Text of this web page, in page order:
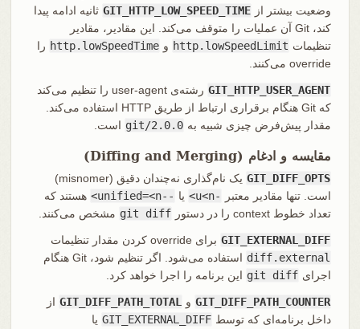
وضعیت بیشتر از GIT_HTTP_LOW_SPEED_TIME ثانیه ادامه پیدا
کند، Git آن عملیات را متوقف می‌کند. این مقادیر، مقادیر
تنظیمات http.lowSpeedLimit و http.lowSpeedTime را
override می‌کنند.
GIT_HTTP_USER_AGENT
رشته‌ی user-agent را تنظیم می‌کند
که Git هنگام برقراری ارتباط از طریق HTTP استفاده می‌کند.
مقدار پیش‌فرض چیزی شبیه به git/2.0.0 است.
مقایسه و ادغام (Diffing and Merging)
GIT_DIFF_OPTS
یک نام‌گذاری نه‌چندان دقیق (misnomer)
است. تنها مقادیر معتبر
-u<n> یا --unified=<n>
هستند که
تعداد خطوط context را در دستور
git diff مشخص می‌کنند.
GIT_EXTERNAL_DIFF برای override کردن مقدار تنظیمات
diff.external
استفاده می‌شود. اگر تنظیم شود، Git هنگام
اجرای git diff این برنامه را اجرا خواهد کرد.
GIT_DIFF_PATH_COUNTER و GIT_DIFF_PATH_TOTAL از
داخل برنامه‌ای که توسط GIT_EXTERNAL_DIFF یا